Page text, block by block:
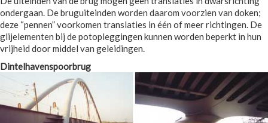
ondergaan. De bruguiteinden worden daarom voorzien van doken;
deze “pennen” voorkomen translaties in één of meer richtingen. De
glijelementen bij de potopleggingen kunnen worden beperkt in hun
vrijheid door middel van geleidingen.
Dintelhavenspoorbrug